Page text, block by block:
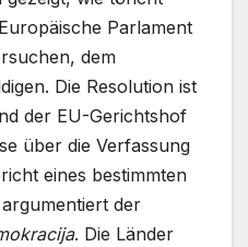
Parlament
dem
Die Resolution ist
der EU-Gerichtshof
über die Verfassung
eines bestimmten
der
. Die Länder